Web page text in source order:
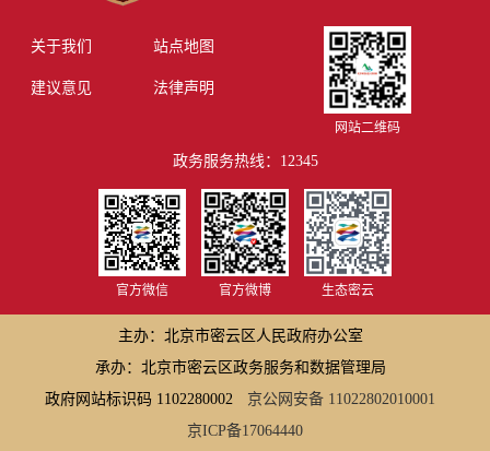
关于我们 站点地图
建议意见 法律声明
网站二维码
政务服务热线：12345
官方微信 官方微博 生态密云
主办：北京市密云区人民政府办公室
承办：北京市密云区政务服务和数据管理局
政府网站标识码 1102280002
京公网安备 11022802010001
京ICP备17064440